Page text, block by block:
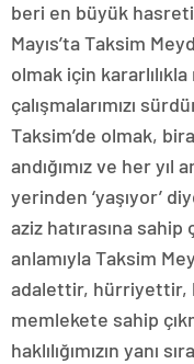
beri en büyük
Mayıs’ta Taksim
olmak için
çalışmalarımızı
Taksim’de olmak,
andığımız ve her
yerinden ‘yaşıyor’
aziz hatırasına
anlamıyla Taksim
adalettir, hürriyettir,
memlekete sahip
haklılığımızın yanı